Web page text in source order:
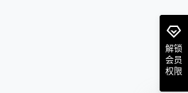
解锁
会员
权限